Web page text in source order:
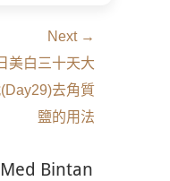
Next →
美白三十天大
去角質
鹽的用法
Bintan